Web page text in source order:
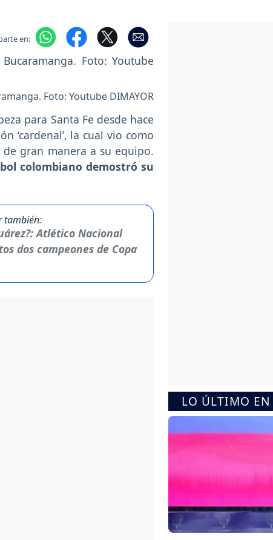
en:
Foto: Youtube DIMAYOR
para Santa Fe desde hace
‘cardenal’, la cual vio como
gran manera a su equipo.
colombiano demostró su
también:
Atlético Nacional
dos campeones de Copa
LO ÚLTIMO